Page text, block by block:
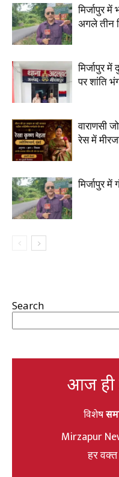
मिर्जापुर
अगले तीन
मिर्जापुर में
पर शांति
वाराणसी
रेस में
मिर्जापुर
Search
आज ही
विशेष
Mirzapur
हर